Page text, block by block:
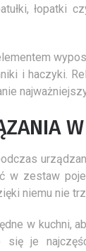
łopatki
i haczyki.
w zestaw
niemu nie
w kuchni,
się je